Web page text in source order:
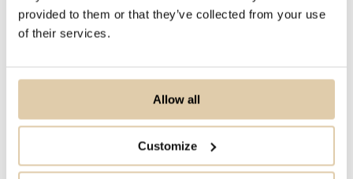
provided to them or that they’ve collected from your use
of their services.
Allow all
Customize
het makkelijke gedeelte. Vervolgens ga
je dieper graven en op zoek naar de
fit vormen met jouw organisatie.
Maar, vóór je gaat graven heb je de
juiste tooling nodig: